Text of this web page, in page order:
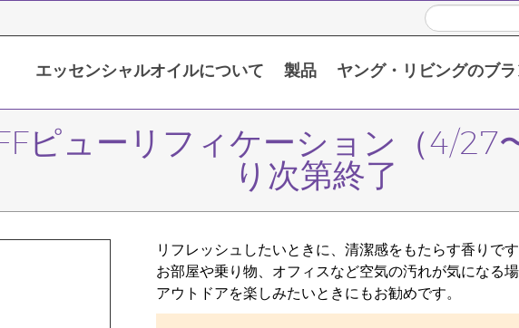
エッセンシャルオイルについて 製品 ヤング・リビングのブ
ピューリフィケーション（4/27
り次第終了
リフレッシュしたいときに、清潔感をもたらす香りで
お部屋や乗り物、オフィスなど空気の汚れが気になる
アウトドアを楽しみたいときにもお勧めです。